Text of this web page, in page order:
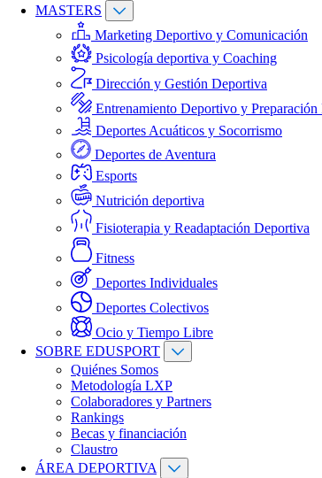
MASTERS
Marketing Deportivo y Comunicación
Psicología deportiva y Coaching
Dirección y Gestión Deportiva
Entrenamiento Deportivo y Preparación
Deportes Acuáticos y Socorrismo
Deportes de Aventura
Esports
Nutrición deportiva
Fisioterapia y Readaptación Deportiva
Fitness
Deportes Individuales
Deportes Colectivos
Ocio y Tiempo Libre
SOBRE EDUSPORT
Quiénes Somos
Metodología LXP
Colaboradores y Partners
Rankings
Becas y financiación
Claustro
ÁREA DEPORTIVA